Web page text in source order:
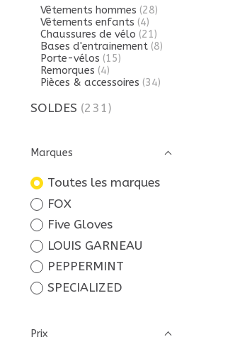
Vêtements hommes (28)
Vêtements enfants (4)
Chaussures de vélo (21)
Bases d'entrainement (8)
Porte-vélos (15)
Remorques (4)
Pièces & accessoires (34)
SOLDES (231)
Marques
Toutes les marques
FOX
Five Gloves
LOUIS GARNEAU
PEPPERMINT
SPECIALIZED
Prix